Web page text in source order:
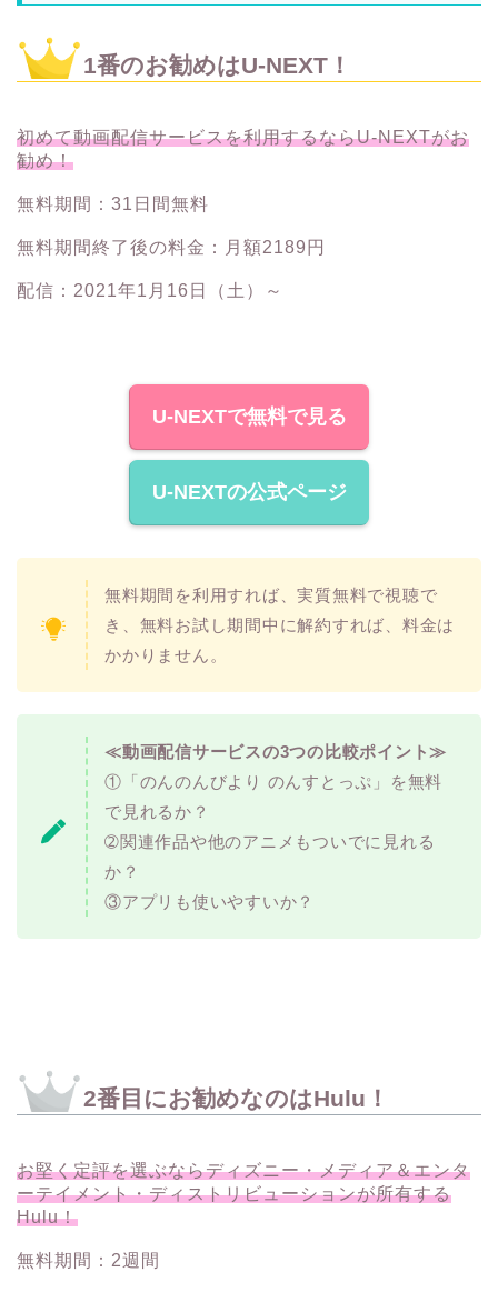
1番のお勧めはU-NEXT！
初めて動画配信サービスを利用するならU-NEXTがお
勧め！
無料期間：31日間無料
無料期間終了後の料金：月額2189円
配信：2021年1月16日（土）～
U-NEXTで無料で見る
U-NEXTの公式ページ
無料期間を利用すれば、実質無料で視聴で
き、無料お試し期間中に解約すれば、料金は
かかりません。
≪動画配信サービスの3つの比較ポイント≫
①「のんのんびより のんすとっぷ」を無料
で見れるか？
➁関連作品や他のアニメもついでに見れる
か？
③アプリも使いやすいか？
2番目にお勧めなのはHulu！
お堅く定評を選ぶならディズニー・メディア＆エンタ
ーテイメント・ディストリビューションが所有する
Hulu！
無料期間：2週間